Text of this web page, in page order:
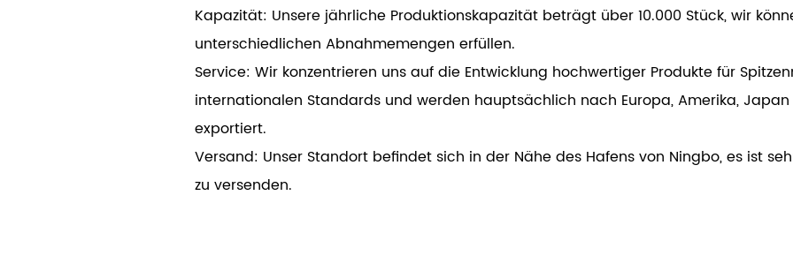
Kapazität: Unsere jährliche Produktionskapazität beträgt über 10.000 Stück, wir
unterschiedlichen Abnahmemengen erfüllen.
Service: Wir konzentrieren uns auf die Entwicklung hochwertiger Produkte für
internationalen Standards und werden hauptsächlich nach Europa, Amerika,
exportiert.
Versand: Unser Standort befindet sich in der Nähe des Hafens von Ningbo, es ist
zu versenden.